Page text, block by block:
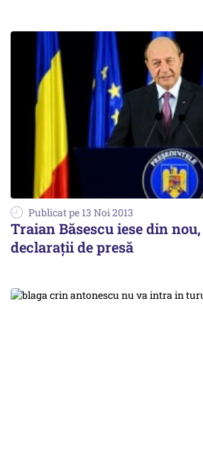
Publicat pe 13 Noi 2013
Traian Băsescu iese din nou,
declarații de presă